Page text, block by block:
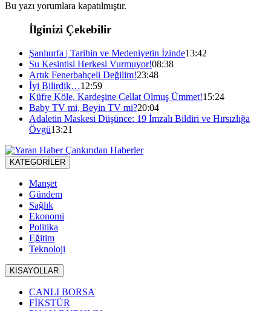
Bu yazı yorumlara kapatılmıştır.
İlginizi Çekebilir
Şanlıurfa | Tarihin ve Medeniyetin İzinde13:42
Su Kesintisi Herkesi Vurmuyor!08:38
Artık Fenerbahçeli Değilim!23:48
İyi Bilirdik…12:59
Küfre Köle, Kardeşine Cellat Olmuş Ümmet!15:24
Baby TV mi, Beyin TV mi?20:04
Adaletin Maskesi Düşünce: 19 İmzalı Bildiri ve Hırsızlığa
Övgü13:21
KATEGORİLER
Manşet
Gündem
Sağlık
Ekonomi
Politika
Eğitim
Teknoloji
KISAYOLLAR
CANLI BORSA
FİKSTÜR